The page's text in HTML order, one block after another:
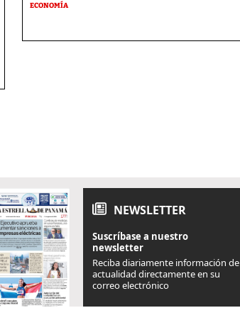
ECONOMÍA
NEWSLETTER
Suscríbase a nuestro
newsletter
Reciba diariamente información de
actualidad directamente en su
correo electrónico